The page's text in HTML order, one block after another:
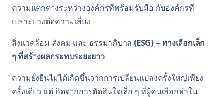
ความแตกต่างระหว่างองค์กรที่พร้อมรับมือ กับองค์กรที่
เปราะบางต่อความเสี่ยง
สิ่งแวดล้อม สังคม และ ธรรมาภิบาล (ESG) – ทางเลือกเล็ก
ๆ ที่สร้างผลกระทบระยะยาว
ความยั่งยืนไม่ได้เกิดขึ้นจากการเปลี่ยนแปลงครั้งใหญ่เพียง
ครั้งเดียว แต่เกิดจากการตัดสินใจเล็ก ๆ ที่ผู้คนเลือกทำใน